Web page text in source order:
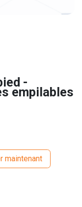
-
empilables
maintenant